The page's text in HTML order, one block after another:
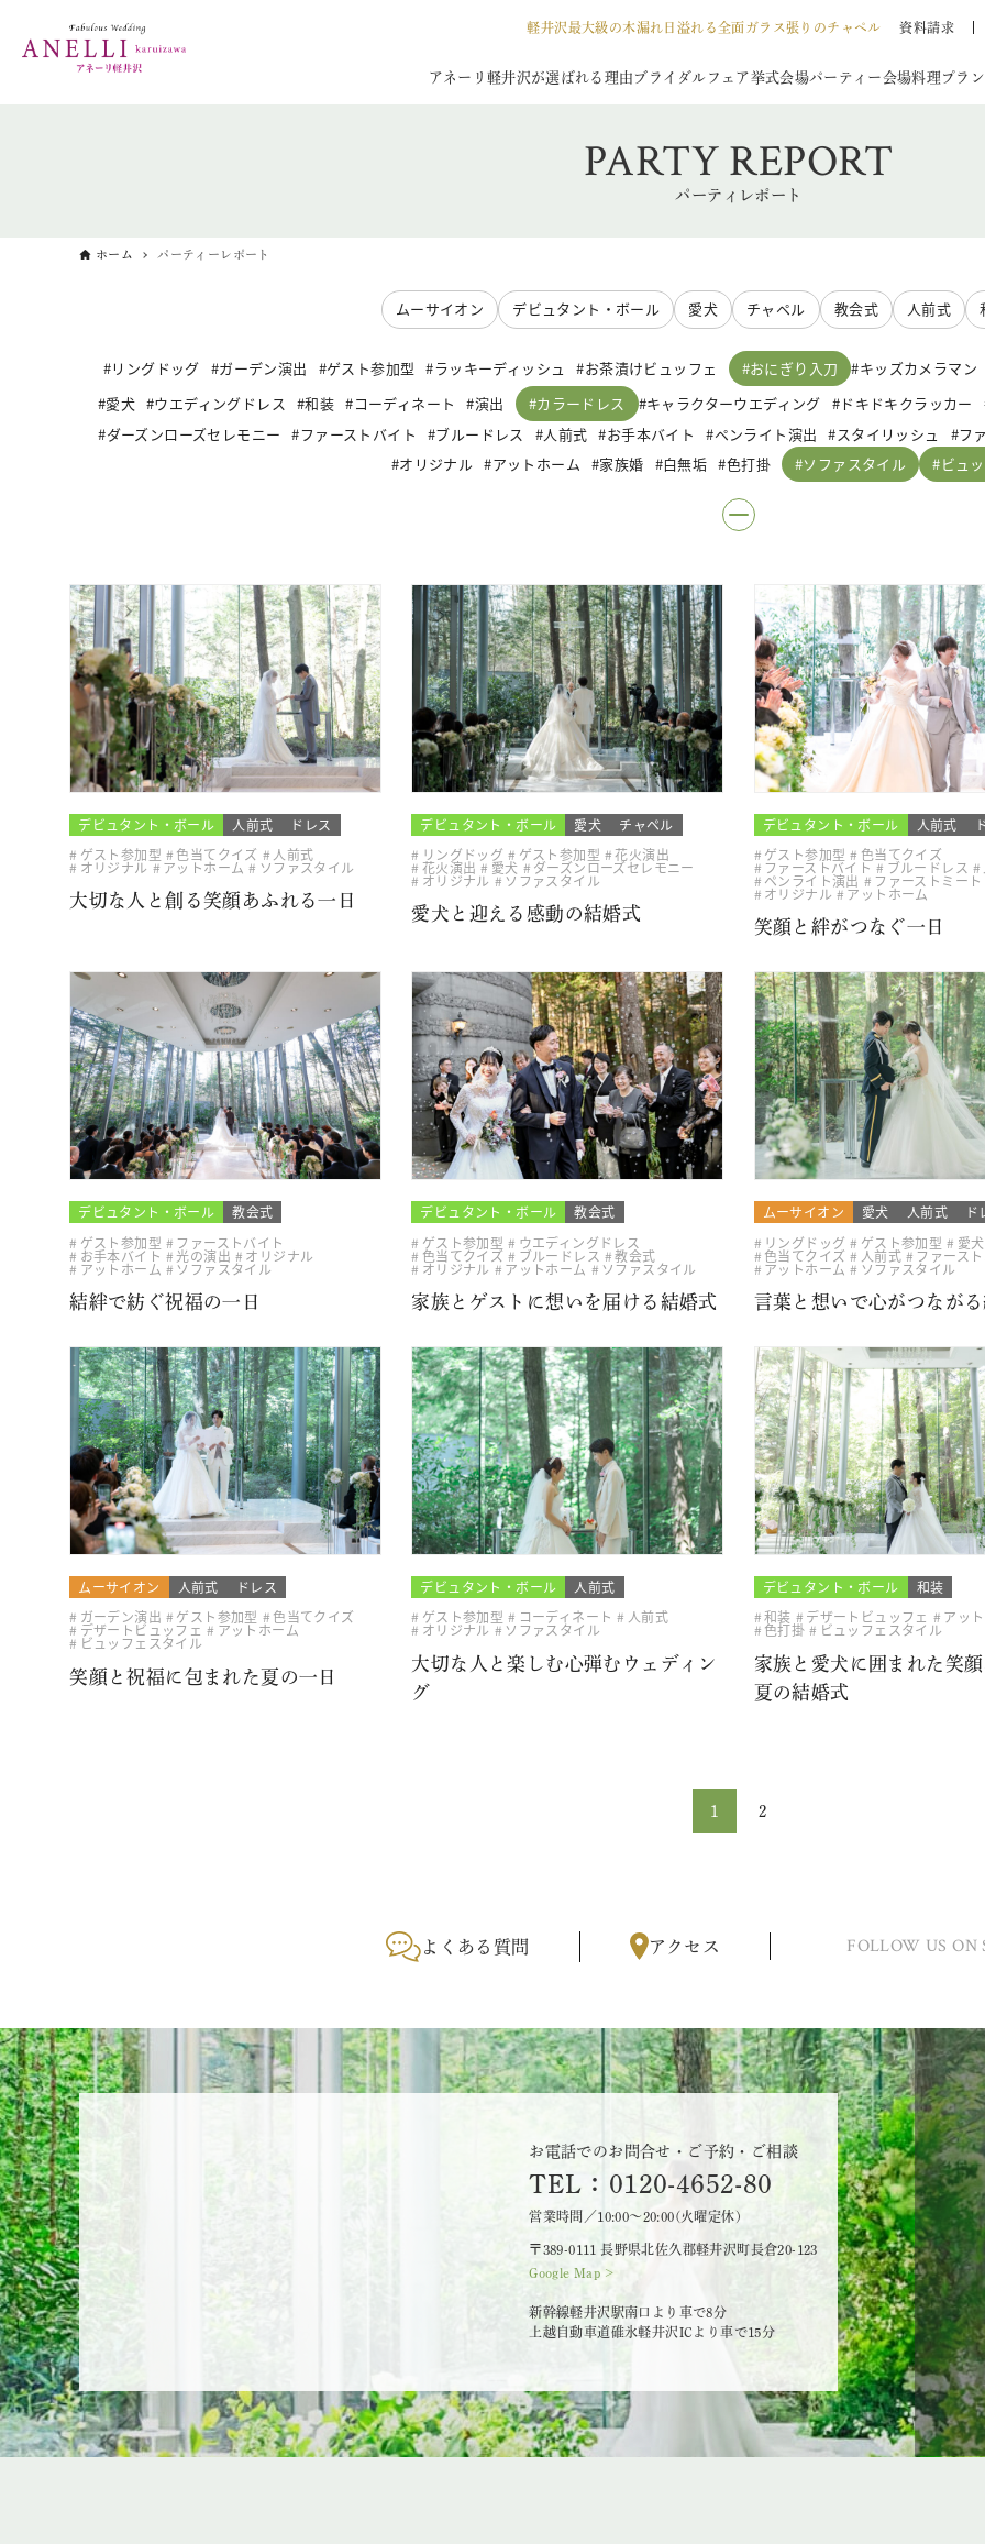
軽井沢最大級の木漏れ日溢れる全面ガラス張りのチャペル 資料請求
アネーリ軽井沢が選ばれる理由 ブライダルフェア挙式会場パーティー会場料理 プラン
PARTY REPORT
パーティレポート
ホーム パーティーレポート
ムーサイオン デビュタント・ボール 愛犬 チャペル 教会式 人前式
リングドッグ ガーデン演出 ゲスト参加型 ラッキーディッシュ お茶漬けビュッフェ おにぎり入刀
キッズカメラマン
愛犬
ウエディングドレス 和装 コーディネート 演出 カラードレス キャラクターウエディング
ドキドキクラッカー
ダーズンローズセレモニー
ファーストバイト ブルードレス 人前式 お手本バイト ペンライト演出 スタイリッシュ
フ
オリジナル
アットホーム 家族婚 白無垢 色打掛 ソファスタイル ビュ
デビュタント・ボール 人前式
ドレス
ゲスト参加型
色当てクイズ 人前式
オリジナル アットホーム
ソファスタイル
大切な人と創る笑顔あふれる一日
デビュタント・ボール 愛犬
チャペル
リングドッグ
ゲスト参加型 花火演出
花火演出 愛犬 ダーズンローズセレモニー
オリジナル
ソファスタイル
愛犬と迎える感動の結婚式
デビュタント・ボール 人前式
ゲスト参加型
色当てクイズ
ファーストバイト ブルードレス
ペンライト演出 ファーストミート
オリジナル
アットホーム
笑顔と絆がつなぐ一日
デビュタント・ボール
教会式
ゲスト参加型
ファーストバイト
お手本バイト 光の演出 オリジナル
アットホーム
ソファスタイル
結絆で紡ぐ祝福の一日
デビュタント・ボール
教会式
ゲスト参加型
ウエディングドレス
色当てクイズ ブルードレス 教会式
オリジナル アットホーム
ソファスタイル
家族とゲストに想いを届ける結婚式
ムーサイオン 愛犬 人前式
ド
リングドッグ
ゲスト参加型 愛犬
色当てクイズ 人前式 ファース
アットホーム
ソファスタイル
言葉と想いで心がつなが
ムーサイオン 人前式
ドレス
ガーデン演出
ゲスト参加型 色当てクイズ
デザートビュッフェ アットホーム
ビュッフェスタイル
笑顔と祝福に包まれた夏の一日
デビュタント・ボール
人前式
ゲスト参加型
コーディネート 人前式
オリジナル
ソファスタイル
大切な人と楽しむ心弾むウェディン
グ
デビュタント・ボール
和装
和装
デザートビュッフェ アッ
色打掛
ビュッフェスタイル
家族と愛犬に囲まれた笑
夏の結婚式
1 2
よくある質問 アクセス FOLLOW US ON
お電話でのお問合せ・ご予約・ご相談
TEL：0120-4652-80
営業時間／10:00～20:00(火曜定休)
〒389-0111 長野県北佐久郡軽井沢町長倉20-123
Google Map >
新幹線軽井沢駅南口より車で8分
上越自動車道碓氷軽井沢ICより車で15分